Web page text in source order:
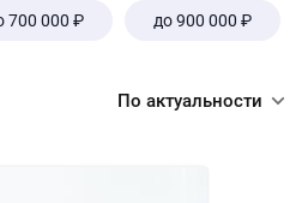
700 000 ₽ до 900 000 ₽
По актуальности